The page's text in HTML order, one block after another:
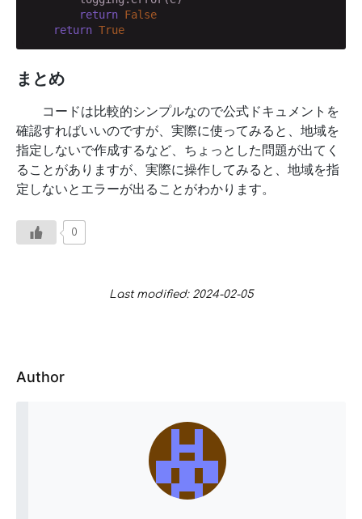
return False
return True
まとめ
コードは比較的シンプルなので公式ドキュメントを
確認すればいいのですが、実際に使ってみると、地域を
指定しないで作成するなど、ちょっとした問題が出てく
ることがありますが、実際に操作してみると、地域を指
定しないとエラーが出ることがわかります。
0
Last modified: 2024-02-05
Author